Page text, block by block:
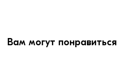
Вам могут понравиться